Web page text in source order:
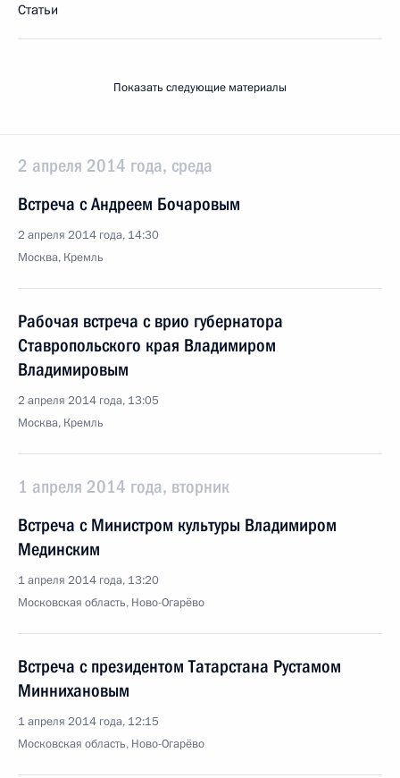
Статьи
Показать следующие материалы
2 апреля 2014 года, среда
Встреча с Андреем Бочаровым
2 апреля 2014 года, 14:30
Москва, Кремль
Рабочая встреча с врио губернатора
Ставропольского края Владимиром
Владимировым
2 апреля 2014 года, 13:05
Москва, Кремль
1 апреля 2014 года, вторник
Встреча с Министром культуры Владимиром
Мединским
1 апреля 2014 года, 13:20
Московская область, Ново-Огарёво
Встреча с президентом Татарстана Рустамом
Миннихановым
1 апреля 2014 года, 12:15
Московская область, Ново-Огарёво